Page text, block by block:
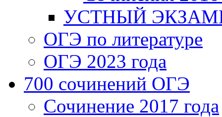
УСТНЫЙ
ОГЭ по литературе
ОГЭ 2023 года
700 cочинений ОГЭ
Сочинение 2017 года